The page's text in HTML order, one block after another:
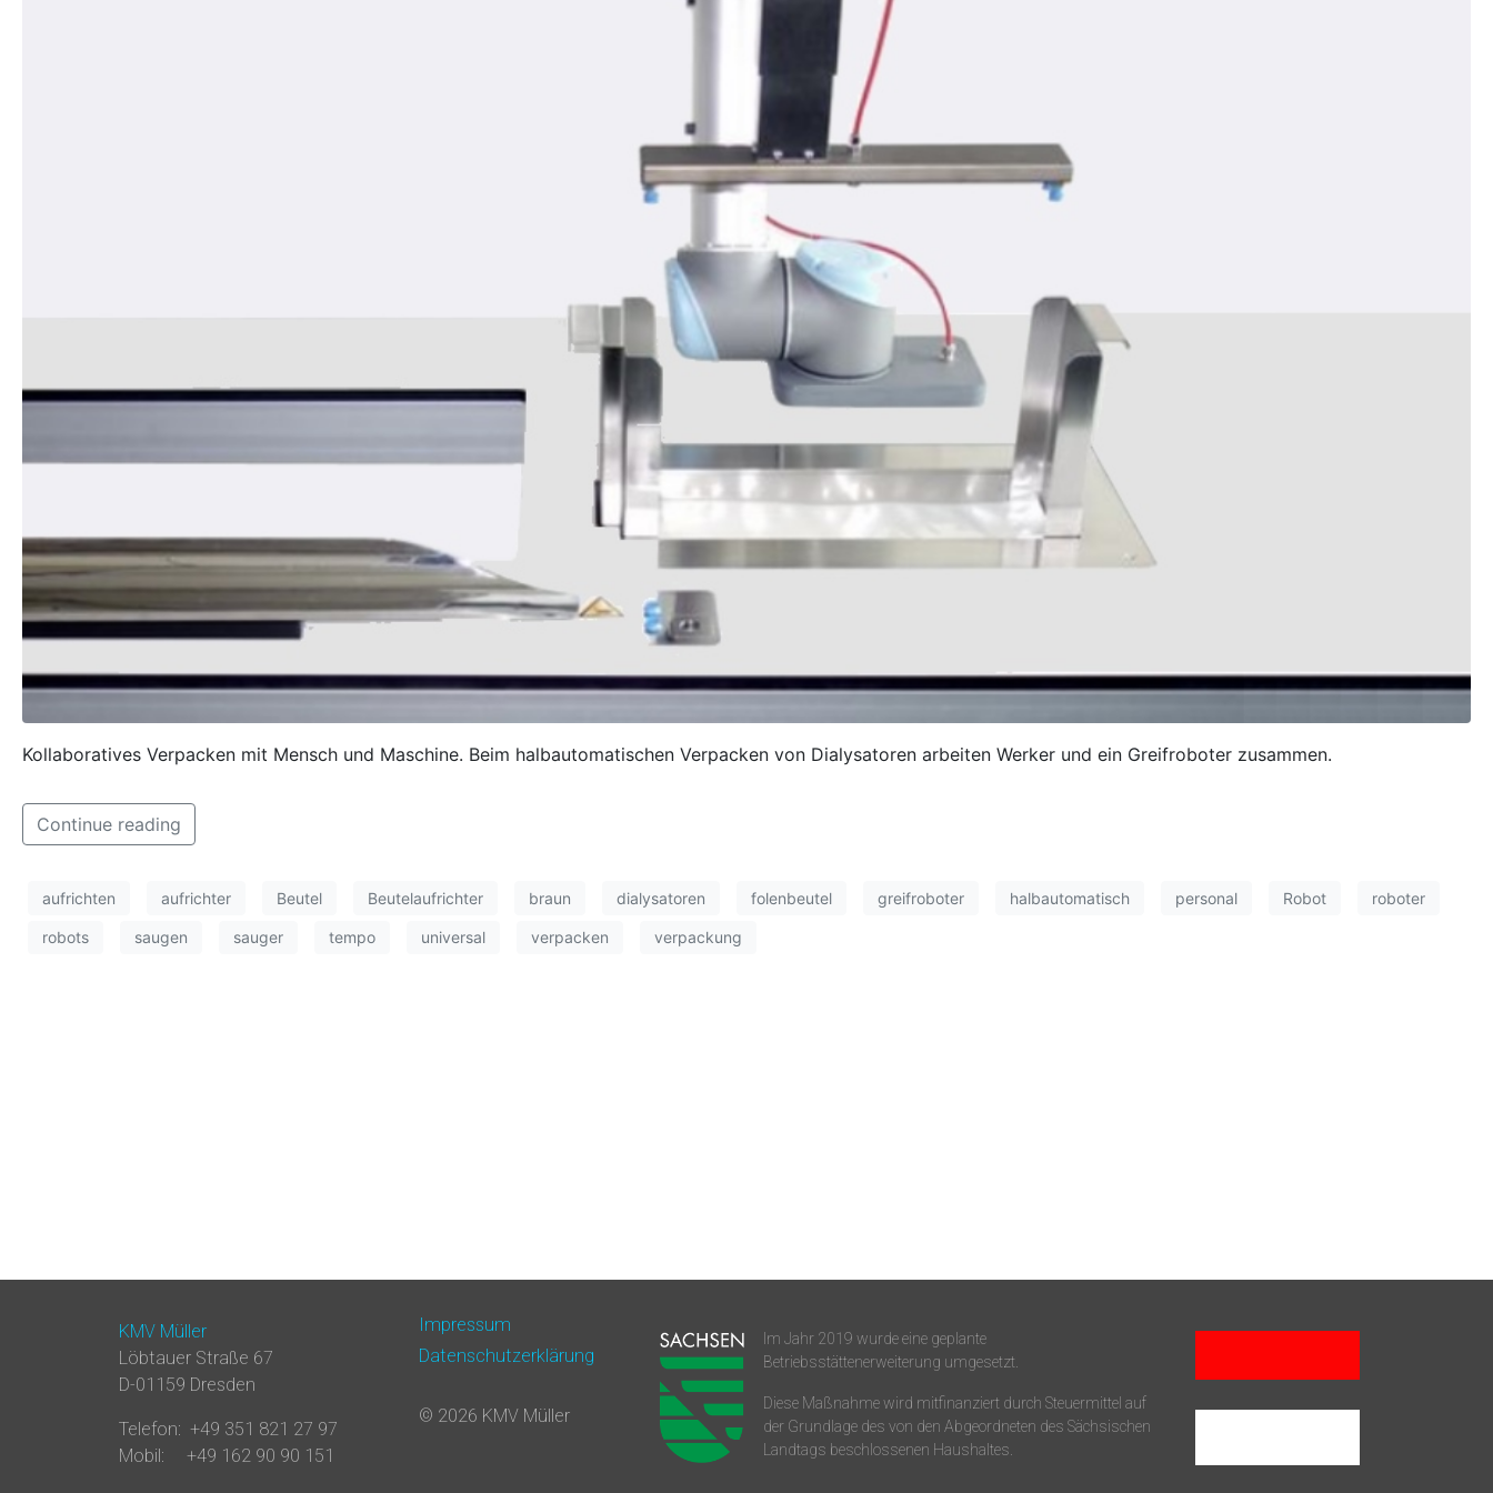
Kollaboratives Verpacken mit Mensch und Maschine. Beim halbautomatischen Verpacken von Dialysatoren arbeiten Werker und ein Greifroboter zusammen.
Continue reading
aufrichten aufrichter Beutel Beutelaufrichter braun dialysatoren folenbeutel greifroboter halbautomatisch personal Robot roboter
robots saugen sauger tempo universal verpacken verpackung
KMV Müller
Löbtauer Straße 67
D-01159 Dresden
Telefon: +49 351 821 27 97
Mobil: +49 162 90 90 151
Impressum
Datenschutzerklärung
© 2026 KMV Müller
Im Jahr 2019 wurde eine geplante
Betriebsstättenerweiterung umgesetzt.
Diese Maßnahme wird mitfinanziert durch Steuermittel auf
der Grundlage des von den Abgeordneten des Sächsischen
Landtags beschlossenen Haushaltes.